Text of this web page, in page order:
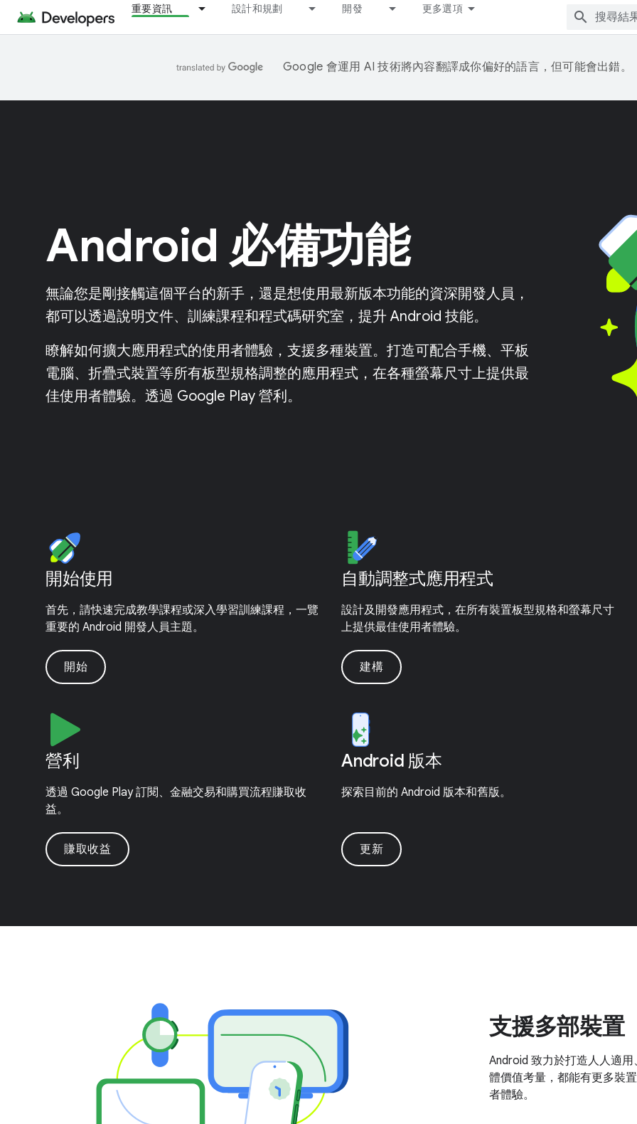
重要資訊 設計和規劃 開發 更多選項
Google 會運用 AI 技術將內容翻譯成你偏好的語言，但可能會出錯。
Android 必備功能
無論您是剛接觸這個平台的新手，還是想使用最新版本功能的資深開發人員，
都可以透過說明文件、訓練課程和程式碼研究室，提升 Android 技能。
瞭解如何擴大應用程式的使用者體驗，支援多種裝置。打造可配合手機、平板
電腦、折疊式裝置等所有板型規格調整的應用程式，在各種螢幕尺寸上提供最
佳使用者體驗。透過 Google Play 營利。
開始使用
首先，請快速完成教學課程或深入學習訓練課程，一覽
重要的 Android 開發人員主題。
開始
自動調整式應用程式
設計及開發應用程式，在所有裝置板型規格和螢幕尺寸
上提供最佳使用者體驗。
建構
營利
透過 Google Play 訂閱、金融交易和購買流程賺取收
益。
賺取收益
Android 版本
探索目前的 Android 版本和舊版。
更新
支援多部裝置
Android 致力於打造人人適
體價值考量，都能有更多裝
者體驗。